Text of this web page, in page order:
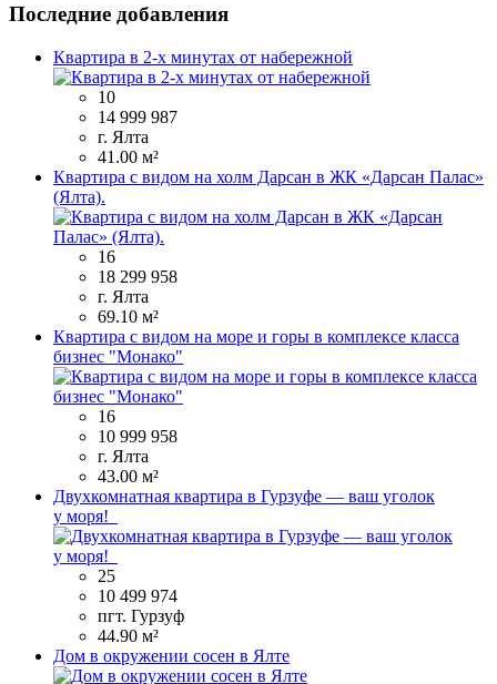
Последние добавления
Квартира в 2-х минутах от набережной
10
14 999 987
г. Ялта
41.00 м²
Квартира с видом на холм Дарсан в ЖК «Дарсан Палас»
(Ялта).
16
18 299 958
г. Ялта
69.10 м²
Квартира с видом на море и горы в комплексе класса
бизнес "Монако"
16
10 999 958
г. Ялта
43.00 м²
Двухкомнатная квартира в Гурзуфе — ваш уголок
у моря!
25
10 499 974
пгт. Гурзуф
44.90 м²
Дом в окружении сосен в Ялте